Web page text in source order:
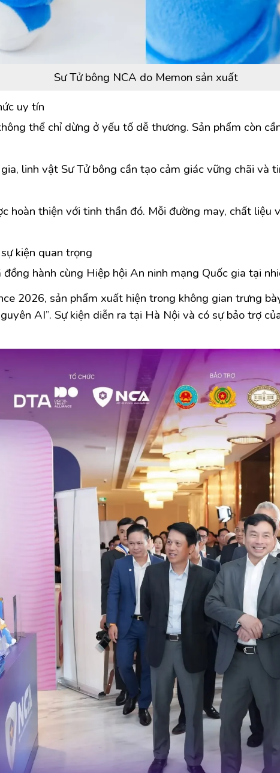
Sư Tử bông NCA do Memon sản xuất
uy tín
thể chỉ dừng ở yếu tố dễ thương. Sản phẩm còn
linh vật Sư Tử bông cần tạo cảm giác vững chãi và
hoàn thiện với tinh thần đó. Mỗi đường may, chất liệu
kiện quan trọng
hành cùng Hiệp hội An ninh mạng Quốc gia tại
2026, sản phẩm xuất hiện trong không gian trưng
AI”. Sự kiện diễn ra tại Hà Nội và có sự bảo trợ